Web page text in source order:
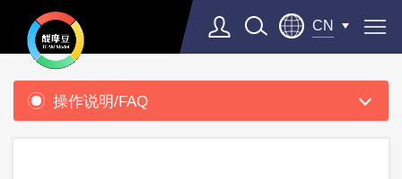
CN
支
操作说明/FAQ